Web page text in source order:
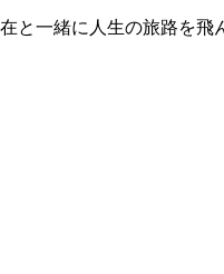
一緒に人生の旅路を飛